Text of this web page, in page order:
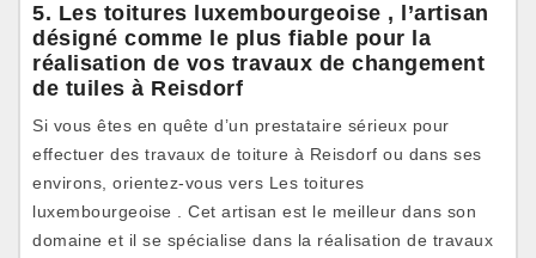
5. Les toitures luxembourgeoise , l’artisan
désigné comme le plus fiable pour la
réalisation de vos travaux de changement
de tuiles à Reisdorf
Si vous êtes en quête d’un prestataire sérieux pour
effectuer des travaux de toiture à Reisdorf ou dans ses
environs, orientez-vous vers Les toitures
luxembourgeoise . Cet artisan est le meilleur dans son
domaine et il se spécialise dans la réalisation de travaux